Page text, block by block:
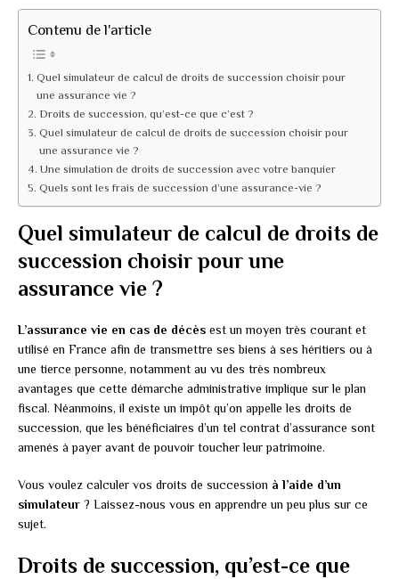
Contenu de l'article
Quel simulateur de calcul de droits de succession choisir pour
une assurance vie ?
Droits de succession, qu’est-ce que c’est ?
Quel simulateur de calcul de droits de succession choisir pour
une assurance vie ?
Une simulation de droits de succession avec votre banquier
Quels sont les frais de succession d’une assurance-vie ?
Quel simulateur de calcul de droits de
succession choisir pour une
assurance vie ?
L’assurance vie en cas de décès est un moyen très courant et
utilisé en France afin de transmettre ses biens à ses héritiers ou à
une tierce personne, notamment au vu des très nombreux
avantages que cette démarche administrative implique sur le plan
fiscal. Néanmoins, il existe un impôt qu’on appelle les droits de
succession, que les bénéficiaires d’un tel contrat d’assurance sont
amenés à payer avant de pouvoir toucher leur patrimoine.
Vous voulez calculer vos droits de succession à l’aide d’un
simulateur ? Laissez-nous vous en apprendre un peu plus sur ce
sujet.
Droits de succession, qu’est-ce que